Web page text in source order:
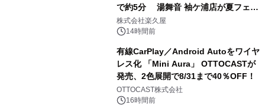
で約5分 湯舞音 袖ケ浦店が夏フェア
メニューを提供
株式会社楽久屋
14時間前
有線CarPlay／Android Autoをワイヤ
レス化 「Mini Aura」 OTTOCASTが
発売、2色展開で8/31まで40％OFF！
OTTOCAST株式会社
16時間前